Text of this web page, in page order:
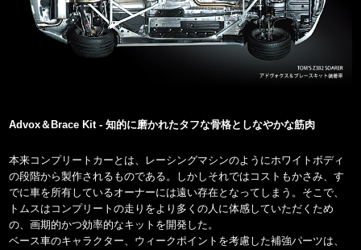
Advox＆Brace Kit - 知的に磨かれたタフな骨格としなやかな筋肉
本来コンプリートカーとは、レーシングマシンのようにホワイトボディ
の段階から製作されるものである。しかしそれではコストもかさみ、す
でに車を所有しているオーナーには遠い存在となってしまう。そこで、
トムスはコンプリートの走りをより多くの人に体感していただくため
の、画期的かつ効率的なキットを開発した。
ベース車のキャラクター、ウィークポイントを考慮した補強パーツは、